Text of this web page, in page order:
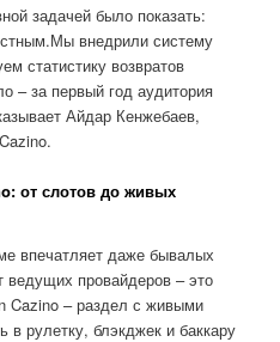
задачей было показать:
внедрили систему
статистику возвратов
– за первый год аудитория
Айдар Кенжебаев,
от слотов до живых
впечатляет даже бывалых
ведущих провайдеров – это
Cazino – раздел с живыми
рулетку, блэкджек и баккару